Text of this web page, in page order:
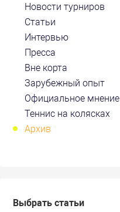
Новости турниров
Статьи
Интервью
Пресса
Вне корта
Зарубежный опыт
Официальное мнение
Теннис на колясках
Архив
Выбрать статьи